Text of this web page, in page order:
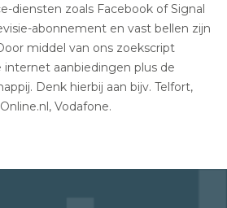
diensten zoals Facebook of Signal
abonnement en vast bellen zijn
middel van ons zoekscript
aanbiedingen plus de
Denk hierbij aan bijv. Telfort,
Vodafone.